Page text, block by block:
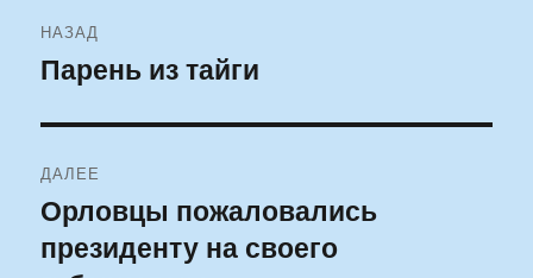
по
НАЗАД
Предыдущая
Парень из тайги
ДАЛЕЕ
Следующая
запись:
Орловцы пожаловались
президенту на своего